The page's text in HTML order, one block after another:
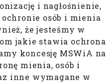
i nagłośnienie,
osób i mienia
że jesteśmy w
jakie stawia ochrona
koncesję MSWiA na
mienia, osób i
inne wymagane w